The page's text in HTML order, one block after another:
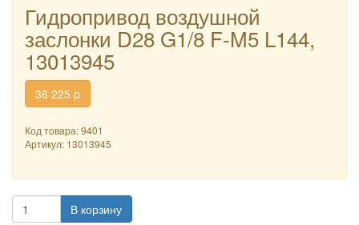
Гидропривод воздушной
заслонки D28 G1/8 F-M5 L144,
13013945
36 225 p
Код товара: 9401
Артикул: 13013945
В корзину